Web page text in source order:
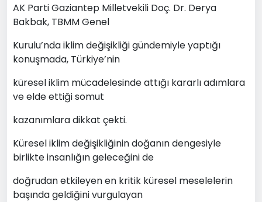
AK Parti Gaziantep Milletvekili Doç. Dr. Derya
Bakbak, TBMM Genel
Kurulu’nda iklim değişikliği gündemiyle yaptığı
konuşmada, Türkiye’nin
küresel iklim mücadelesinde attığı kararlı adımlara
ve elde ettiği somut
kazanımlara dikkat çekti.
Küresel iklim değişikliğinin doğanın dengesiyle
birlikte insanlığın geleceğini de
doğrudan etkileyen en kritik küresel meselelerin
başında geldiğini vurgulayan